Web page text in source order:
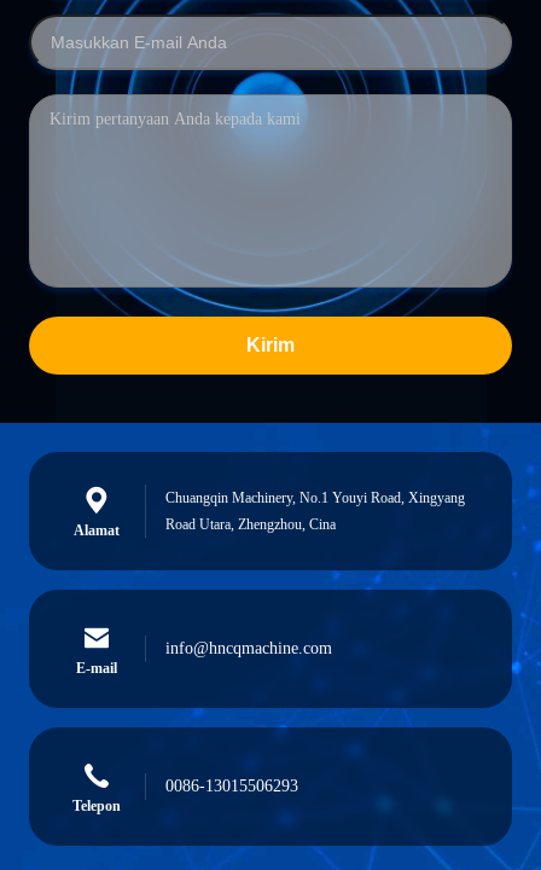
Kirim
Alamat
Chuangqin Machinery, No.1 Youyi Road, Xingyang
Road Utara, Zhengzhou, Cina
E-mail
info@hncqmachine.com
Telepon
0086-13015506293